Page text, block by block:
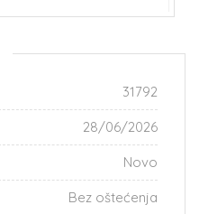
Prethodna
Sledeća
31792
28/06/2026
Novo
Bez oštećenja